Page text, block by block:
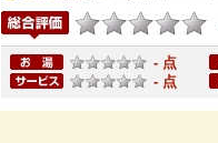
- 点
- 点